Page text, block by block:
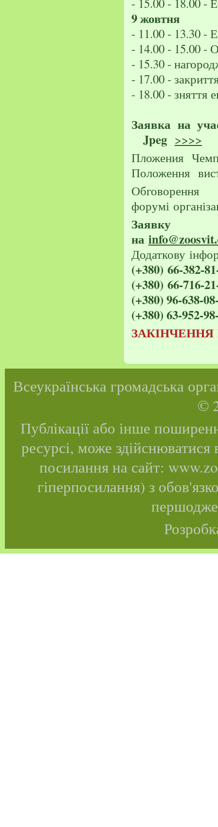
9 жовтня
- 11.00 - 13.30 -
- 14.00 - 15.00 -
- 15.30 -
- 17.00 -
- 18.00 - зняття
Заявка на
Jpeg >>>>
Пложения
Положення
Обговорення
форумі
Заявку
на
Додаткову
(+380) 66-382-
(+380) 66-716-
(+380) 96-638-
(+380) 63-952-
ЗАКІНЧЕННЯ
Всеукраїнська громадська
©
Публікації або інше
ресурсі, може здійснюватися
посилання на сайт:
гіперпосилання) з